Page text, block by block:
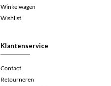
Winkelwagen
Wishlist
Klantenservice
Contact
Retourneren